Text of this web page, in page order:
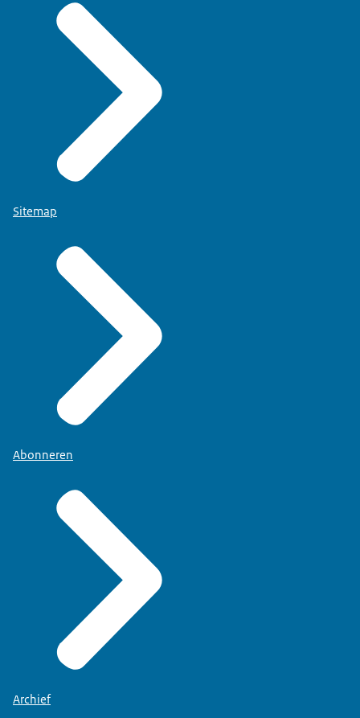
Sitemap
Abonneren
Archief